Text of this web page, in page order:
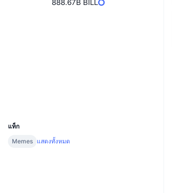
888.67B BILL
แท็ก
Memes แสดงทั้งหมด